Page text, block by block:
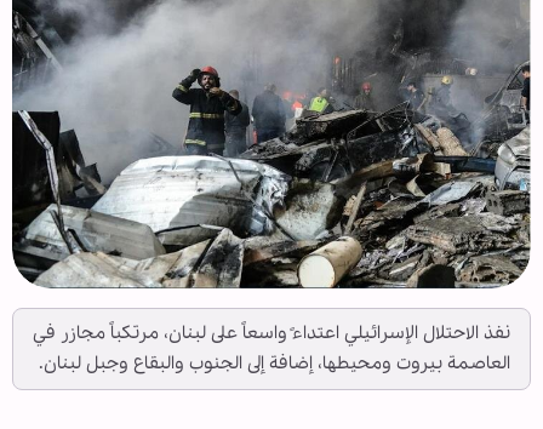
نفذ الاحتلال الإسرائيلي اعتداءً واسعاً على لبنان، مرتكباً مجازر في
العاصمة بيروت ومحيطها، إضافة إلى الجنوب والبقاع وجبل لبنان.